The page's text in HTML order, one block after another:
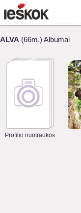
ALVA (66m.) Albumai
Profilio nuotraukos